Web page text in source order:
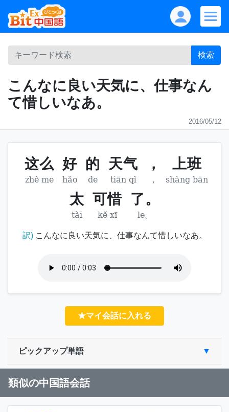
検索
こんなに良い天気に、仕事なん
て惜しいなあ。
2016/05/12
这么 好 的 天气 ， 上班
zhè me hǎo de tiān qì , shàng bān
太 可惜 了。
tài kě xī le。
訳)こんなに良い天気に、仕事なんて惜しいなあ。
★マイ会話に入れる
ピックアップ単語
類似の中国語会話